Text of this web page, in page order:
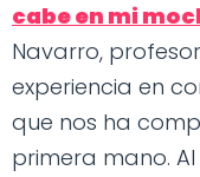
cabe en mi
Navarro,
experiencia en
que nos ha
primera mano.